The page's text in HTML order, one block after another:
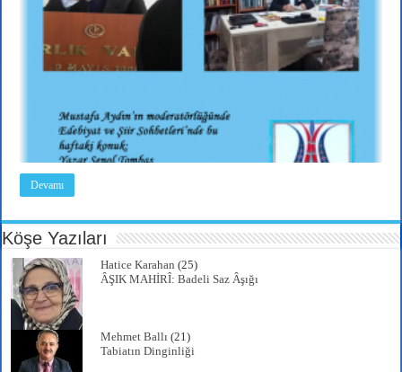
Devamı
Köşe Yazıları
Hatice Karahan (25)
ÂŞIK MAHİRÎ: Badeli Saz Âşığı
Mehmet Ballı (21)
Tabiatın Dinginliği